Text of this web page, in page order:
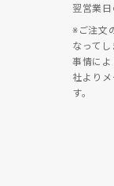
翌営業日
※ご注文
なって
事情に
社より
す。